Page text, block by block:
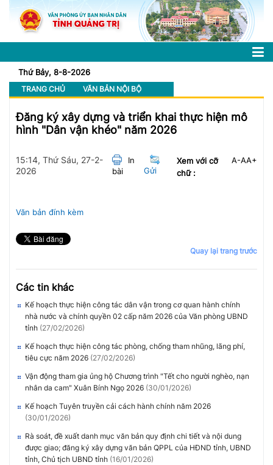
Thứ Bảy, 8-8-2026
TRANG CHỦ VĂN BẢN NỘI BỘ
Đăng ký xây dựng và triển khai thực hiện mô
hình "Dân vận khéo" năm 2026
15:14, Thứ Sáu, 27-2-
2026
In
bài
Gửi
Xem với cỡ
chữ :
A-AA+
Văn bản đính kèm
Quay lại trang trước
Các tin khác
Kế hoạch thực hiện công tác dân vận trong cơ quan hành chính
nhà nước và chính quyền 02 cấp năm 2026 của Văn phòng UBND
tỉnh (27/02/2026)
Kế hoạch thực hiện công tác phòng, chống tham nhũng, lãng phí,
tiêu cực năm 2026 (27/02/2026)
Vận động tham gia ủng hộ Chương trình "Tết cho người nghèo, nạn
nhân da cam" Xuân Bính Ngọ 2026 (30/01/2026)
Kế hoạch Tuyên truyền cải cách hành chính năm 2026
(30/01/2026)
Rà soát, đề xuất danh mục văn bản quy định chi tiết và nội dung
được giao; đăng ký xây dựng văn bản QPPL của HĐND tỉnh, UBND
tỉnh, Chủ tịch UBND tỉnh (16/01/2026)